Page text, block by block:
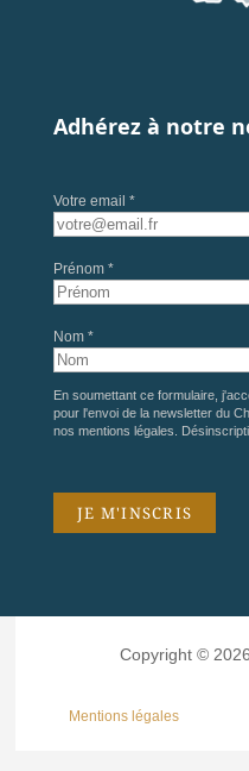
Adhérez à notre
Votre email *
Prénom *
Nom *
En soumettant ce formulaire,
pour l'envoi de la newsletter du
nos mentions légales .
Copyright ©
Mentions légales